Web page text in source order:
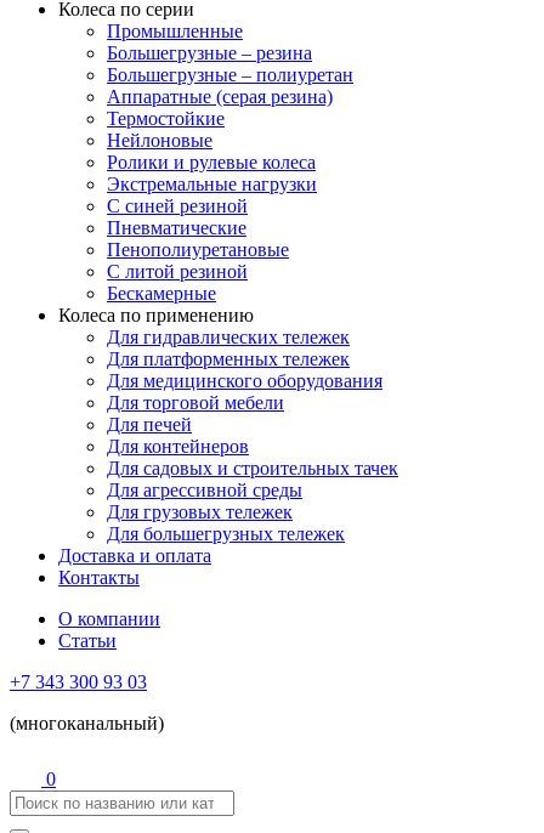
Колеса по серии
Промышленные
Большегрузные – резина
Большегрузные – полиуретан
Аппаратные (серая резина)
Термостойкие
Нейлоновые
Ролики и рулевые колеса
Экстремальные нагрузки
С синей резиной
Пневматические
Пенополиуретановые
С литой резиной
Бескамерные
Колеса по применению
Для гидравлических тележек
Для платформенных тележек
Для медицинского оборудования
Для торговой мебели
Для печей
Для контейнеров
Для садовых и строительных тачек
Для агрессивной среды
Для грузовых тележек
Для большегрузных тележек
Доставка и оплата
Контакты
О компании
Статьи
+7 343 300 93 03
(многоканальный)
0